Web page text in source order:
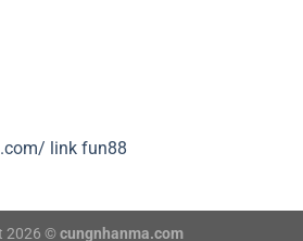
link fun88
2026 © cungnhanma.com